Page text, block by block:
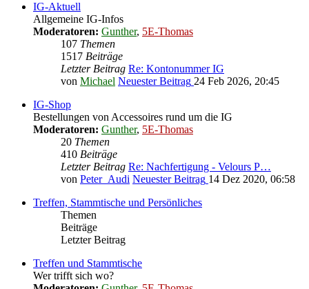
IG-Aktuell
Allgemeine IG-Infos
Moderatoren: Gunther, 5E-Thomas
107 Themen
1517 Beiträge
Letzter Beitrag Re: Kontonummer IG
von Michael Neuester Beitrag 24 Feb 2026, 20:45
IG-Shop
Bestellungen von Accessoires rund um die IG
Moderatoren: Gunther, 5E-Thomas
20 Themen
410 Beiträge
Letzter Beitrag Re: Nachfertigung - Velours P…
von Peter_Audi Neuester Beitrag 14 Dez 2020, 06:58
Treffen, Stammtische und Persönliches
Themen
Beiträge
Letzter Beitrag
Treffen und Stammtische
Wer trifft sich wo?